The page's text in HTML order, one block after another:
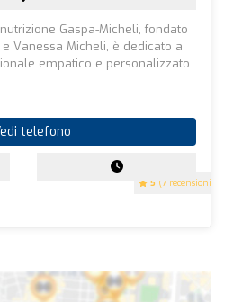
5 (7 recensioni)
Gaspa-Micheli, fondato
Vanessa Micheli, è dedicato a
empatico e personalizzato
telefono